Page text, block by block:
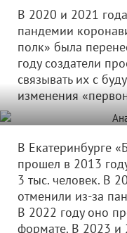
В 2020 и 2021
пандемии
полк» была
году создатели
связывать их с
изменения
В Екатеринбурге
прошел в 2013
3 тыс. человек. В
отменили из-за
В 2022 году оно
формате. В 2023 и